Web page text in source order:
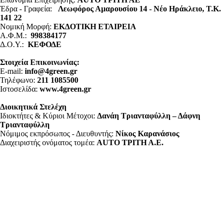
Έδρα - Γραφεία: Λεωφόρος Αμαρουσίου 14 - Νέο Ηράκλειο, Τ.Κ.
141 22
Νομική Μορφή: ΕΚΔΟΤΙΚΗ ΕΤΑΙΡΕΙΑ
Α.Φ.Μ.: 998384177
Δ.Ο.Υ.: ΚΕΦΟΔΕ
Στοιχεία Επικοινωνίας:
E-mail: info@4green.gr
Τηλέφωνο: 211 1085500
Ιστοσελίδα: www.4green.gr
Διοικητικά Στελέχη
Ιδιοκτήτες & Κύριοι Μέτοχοι: Δανάη Τριανταφύλλη – Δάφνη
Τριανταφύλλη
Νόμιμος εκπρόσωπος - Διευθυντής: Νίκος Καρανάσιος
Διαχειριστής ονόματος τομέα: ΑUTO ΤΡΙΤΗ Α.Ε.